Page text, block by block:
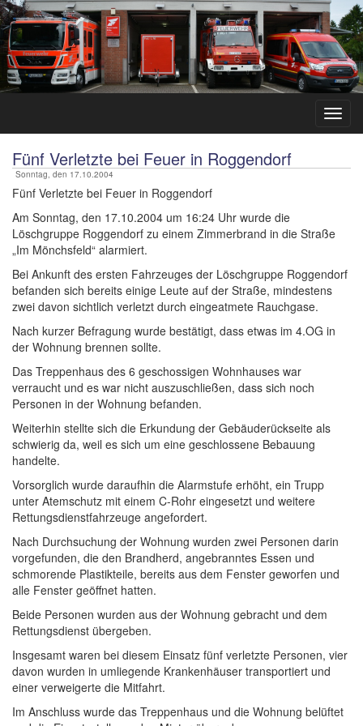
Fünf Verletzte bei Feuer in Roggendorf
Sonntag, den 17.10.2004
Fünf Verletzte bei Feuer in Roggendorf
Am Sonntag, den 17.10.2004 um 16:24 Uhr wurde die
Löschgruppe Roggendorf zu einem Zimmerbrand in die Straße
„Im Mönchsfeld“ alarmiert.
Bei Ankunft des ersten Fahrzeuges der Löschgruppe Roggendorf
befanden sich bereits einige Leute auf der Straße, mindestens
zwei davon sichtlich verletzt durch eingeatmete Rauchgase.
Nach kurzer Befragung wurde bestätigt, dass etwas im 4.OG in
der Wohnung brennen sollte.
Das Treppenhaus des 6 geschossigen Wohnhauses war
verraucht und es war nicht auszuschließen, dass sich noch
Personen in der Wohnung befanden.
Weiterhin stellte sich die Erkundung der Gebäuderückseite als
schwierig da, weil es sich um eine geschlossene Bebauung
handelte.
Vorsorglich wurde daraufhin die Alarmstufe erhöht, ein Trupp
unter Atemschutz mit einem C-Rohr eingesetzt und weitere
Rettungsdienstfahrzeuge angefordert.
Nach Durchsuchung der Wohnung wurden zwei Personen darin
vorgefunden, die den Brandherd, angebranntes Essen und
schmorende Plastikteile, bereits aus dem Fenster geworfen und
alle Fenster geöffnet hatten.
Beide Personen wurden aus der Wohnung gebracht und dem
Rettungsdienst übergeben.
Insgesamt waren bei diesem Einsatz fünf verletzte Personen, vier
davon wurden in umliegende Krankenhäuser transportiert und
einer verweigerte die Mitfahrt.
Im Anschluss wurde das Treppenhaus und die Wohnung belüftet